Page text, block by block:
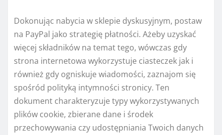
Dokonując nabycia w sklepie dyskusyjnym, postaw
na PayPal jako strategię płatności. Ażeby uzyskać
więcej składników na temat tego, wówczas gdy
strona internetowa wykorzystuje ciasteczek jak i
również gdy ogniskuje wiadomości, zaznajom się
spośród polityką intymności stronicy. Ten
dokument charakteryzuje typy wykorzystywanych
plików cookie, zbierane dane i środek
przechowywania czy udostępniania Twoich danych